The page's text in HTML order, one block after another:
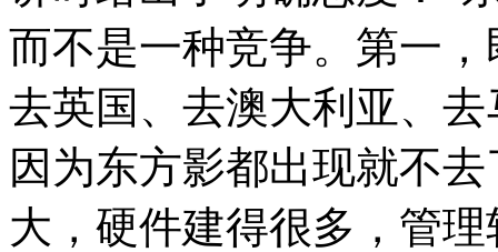
而不是一种竞争。第一
去英国、去澳大利亚、
因为东方影都出现就不
大，硬件建得很多，管